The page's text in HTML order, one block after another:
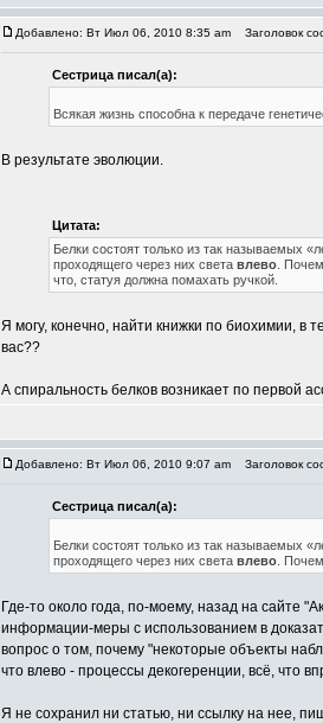
Добавлено: Вт Июл 06, 2010 8:35 am Заголовок
Сестрица писал(а):
Всякая жизнь способна к передаче
В результате эволюции.
Цитата:
Белки состоят только из так называемых
проходящего через них света влево .
что, статуя должна помахать ручкой.
Я могу, конечно, найти книжки по биохимии, в
вас??
А спиральность белков возникает по первой
Добавлено: Вт Июл 06, 2010 9:07 am Заголовок
Сестрица писал(а):
Белки состоят только из так называемых
проходящего через них света влево .
Где-то около года, по-моему, назад на сайте
информации-меры с использованием в
вопрос о том, почему "некоторые объекты
что влево - процессы декогеренции, всё, что
Я не сохранил ни статью, ни ссылку на нее,